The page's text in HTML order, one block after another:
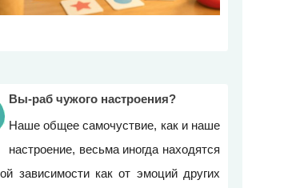
Вы-раб чужого настроения?
Наше общее самочуствие, как и наше
настроение, весьма иногда находятся
зависимости как от эмоций других